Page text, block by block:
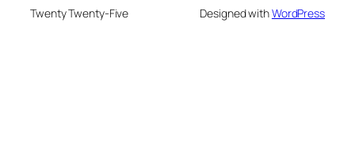
Twenty Twenty-Five Designed withWordPress